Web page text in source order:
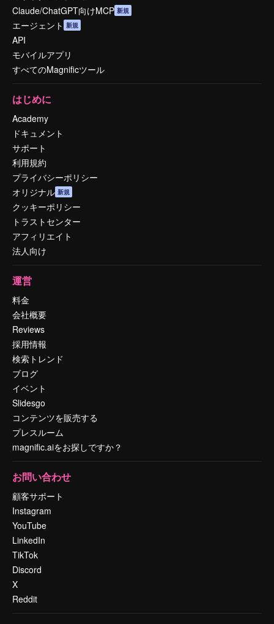
Claude/ChatGPT向けMCP 新規
エージェント 新規
API
モバイルアプリ
すべてのMagnificツール
はじめに
Academy
ドキュメント
サポート
利用規約
プライバシーポリシー
オリジナル 新規
クッキーポリシー
トラストセンター
アフィリエイト
法人向け
運営
料金
会社概要
Reviews
採用情報
検索トレンド
ブログ
イベント
Slidesgo
コンテンツを販売する
プレスルーム
magnific.aiをお探しですか？
お問い合わせ
顧客サポート
Instagram
YouTube
LinkedIn
TikTok
Discord
X
Reddit